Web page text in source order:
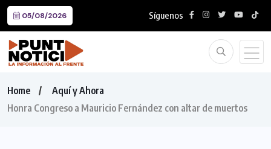
05/08/2026 Síguenos
Home
Aquí y Ahora
Honra Congreso a Mauricio Fernández con altar de muertos